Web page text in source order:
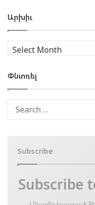
Արխիւ
Արխիւ
Փնտռել
Subscribe
Subscribe